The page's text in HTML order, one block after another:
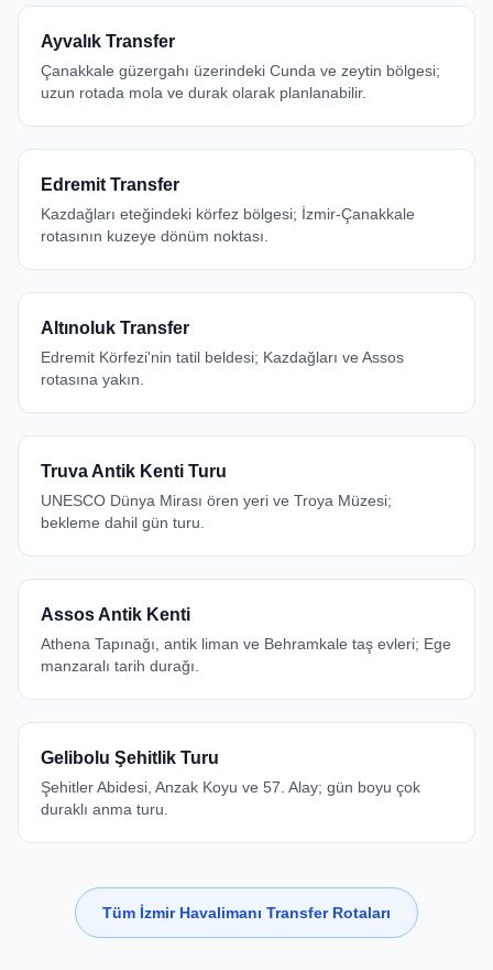
Ayvalık Transfer
Çanakkale güzergahı üzerindeki Cunda ve zeytin bölgesi;
uzun rotada mola ve durak olarak planlanabilir.
Edremit Transfer
Kazdağları eteğindeki körfez bölgesi; İzmir-Çanakkale
rotasının kuzeye dönüm noktası.
Altınoluk Transfer
Edremit Körfezi'nin tatil beldesi; Kazdağları ve Assos
rotasına yakın.
Truva Antik Kenti Turu
UNESCO Dünya Mirası ören yeri ve Troya Müzesi;
bekleme dahil gün turu.
Assos Antik Kenti
Athena Tapınağı, antik liman ve Behramkale taş evleri; Ege
manzaralı tarih durağı.
Gelibolu Şehitlik Turu
Şehitler Abidesi, Anzak Koyu ve 57. Alay; gün boyu çok
duraklı anma turu.
Tüm İzmir Havalimanı Transfer Rotaları